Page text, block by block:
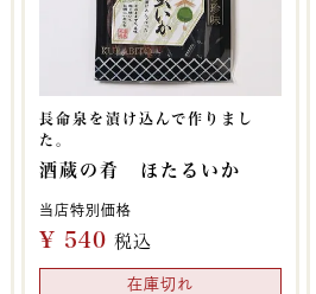
長命泉を漬け込んで作りまし
た。
酒蔵の肴 ほたるいか
当店特別価格
¥ 540 税込
在庫切れ